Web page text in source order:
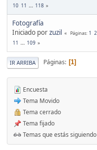
10 11 ... 118
Fotografía
Iniciado porzuzil Páginas 1 2
11 ... 109
IR ARRIBA Páginas 1
Encuesta
Tema Movido
Tema cerrado
Tema fijado
Temas que estás siguiendo